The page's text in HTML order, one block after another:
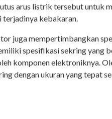
arus listrik tersebut untuk
terjadinya kebakaran.
juga mempertimbangkan
spesifikasi sekring yang
komponen elektroniknya.
dengan ukuran yang tepat